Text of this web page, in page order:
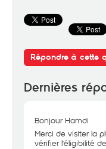
Répondre à cette
Dernières
Bonjour Hamdi
Merci de visiter la
vérifier l'éligibilité